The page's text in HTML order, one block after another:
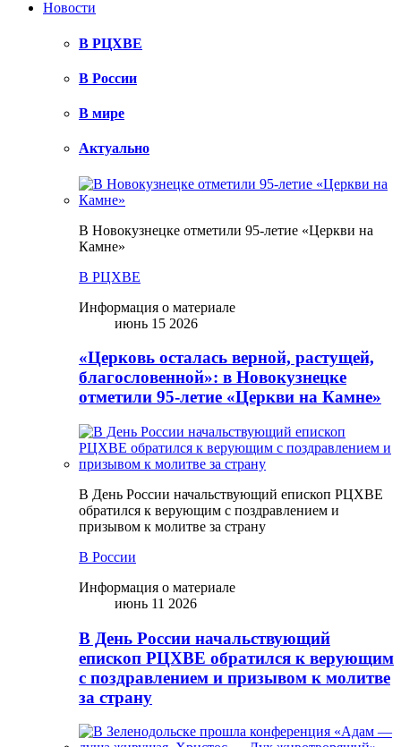
Новости
В РЦХВЕ
В России
В мире
Актуально
В Новокузнецке отметили 95-летие «Церкви на
Камне»
В РЦХВЕ
Информация о материале
июнь 15 2026
«Церковь осталась верной, растущей,
благословенной»: в Новокузнецке
отметили 95-летие «Церкви на Камне»
В День России начальствующий епископ РЦХВЕ
обратился к верующим с поздравлением и
призывом к молитве за страну
В России
Информация о материале
июнь 11 2026
В День России начальствующий
епископ РЦХВЕ обратился к верующим
с поздравлением и призывом к молитве
за страну